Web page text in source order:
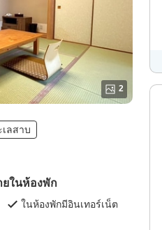
2
เลสาบ
ในห้องพัก
ในห้องพักมีอินเทอร์เน็ต